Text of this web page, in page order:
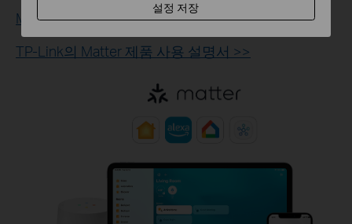
Matter에 대해 자세히 알아보기 >>
TP-Link의 Matter 제품 사용 설명서 >>
설정 저장